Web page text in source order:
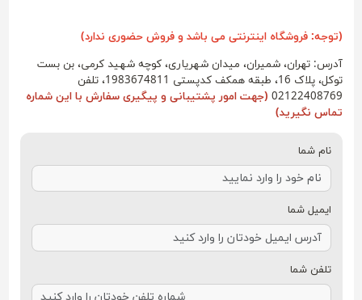
(توجه: فروشگاه اینترنتی می باشد و فروش حضوری ندارد)
آدرس: تهران، شمیران، میدان شهریاری، کوچه شهید کرمی، بن بست
توکل، پلاک 16، طبقه همکف کدپستی 1983674811، تلفن
02122408769 (جهت امور پشتیبانی و پیگیری سفارش با این شماره
تماس نگیرید)
نام شما
ایمیل شما
تلفن شما